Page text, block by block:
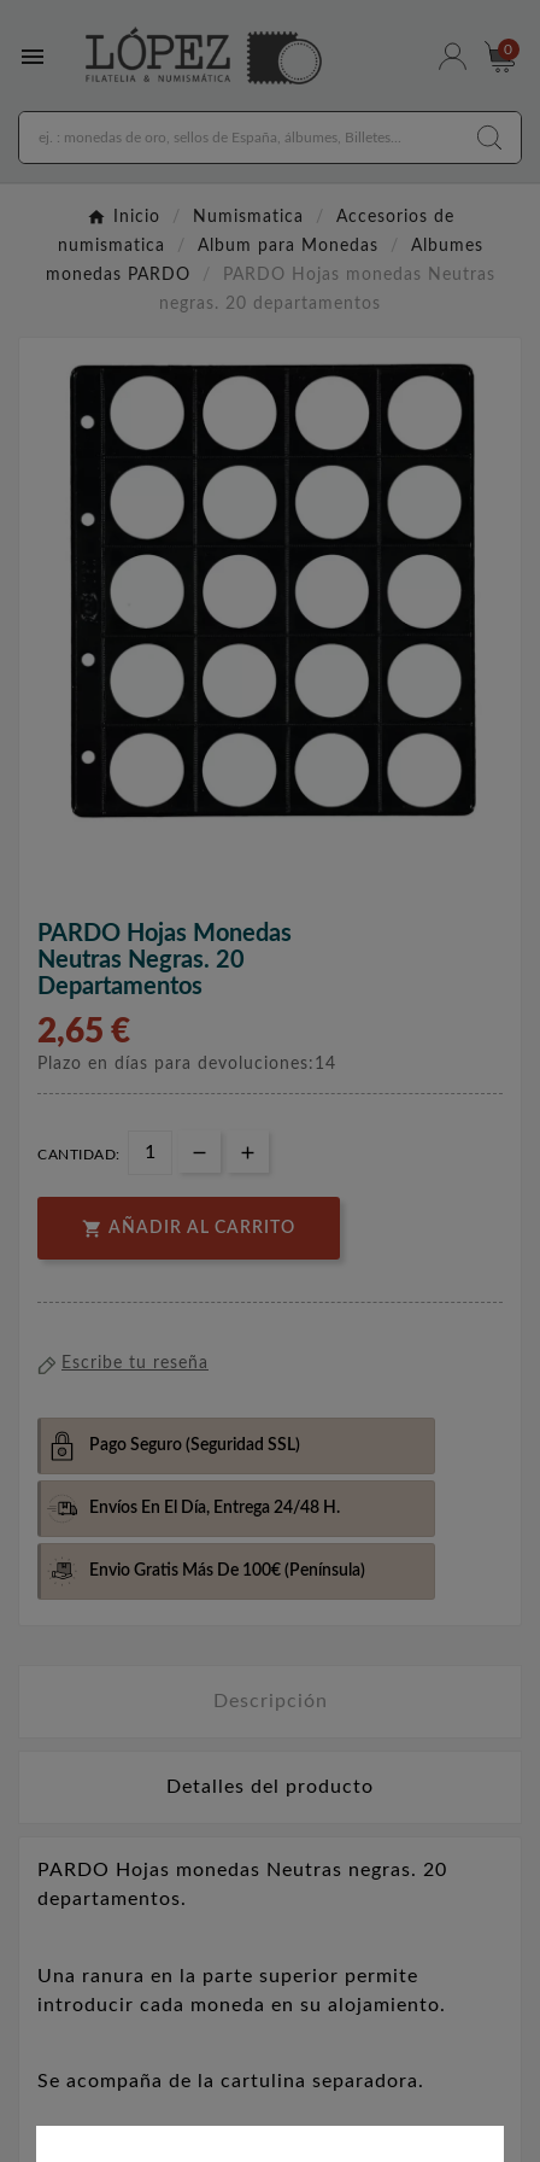
 0
Inicio Numismatica
Accesorios de
numismatica
Album para Monedas
Albumes
monedas PARDO
PARDO Hojas monedas Neutras
negras. 20 departamentos
PARDO Hojas Monedas
Neutras Negras. 20
Departamentos
2,65 €
Plazo en días para devoluciones:14
CANTIDAD:
 AÑADIR AL CARRITO
Escribe tu reseña
Pago Seguro (Seguridad SSL)
Envíos En El Día, Entrega 24/48 H.
Envio Gratis Más De 100€ (Península)
Descripción
Detalles del producto
PARDO Hojas monedas Neutras negras. 20
departamentos.
Una ranura en la parte superior permite
introducir cada moneda en su alojamiento.
Se acompaña de la cartulina separadora.